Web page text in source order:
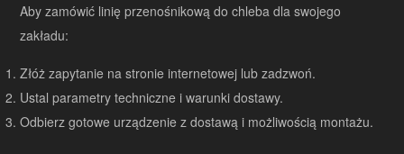
Aby zamówić linię przenośnikową do chleba dla swojego
zakładu:
Złóż zapytanie na stronie internetowej lub zadzwoń.
Ustal parametry techniczne i warunki dostawy.
Odbierz gotowe urządzenie z dostawą i możliwością montażu.